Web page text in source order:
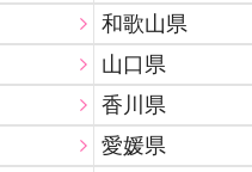
和歌山県
山口県
香川県
愛媛県